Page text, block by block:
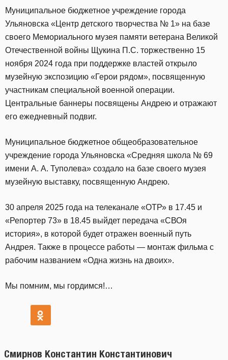
Муниципальное бюджетное учреждение города
Ульяновска «Центр детского творчества № 1» на базе
своего Мемориального музея памяти ветерана Великой
Отечественной войны Щукина П.С. торжественно 15
ноября 2024 года при поддержке властей открыло
музейную экспозицию «Герои рядом», посвященную
участникам специальной военной операции.
Центральные баннеры посвящены Андрею и отражают
его ежедневный подвиг.
Муниципальное бюджетное общеобразовательное
учреждение города Ульяновска «Средняя школа № 69
имени А. А. Туполева» создало на базе своего музея
музейную выставку, посвященную Андрею.
30 апреля 2025 года на телеканале «ОТР» в 17.45 и
«Репортер 73» в 18.45 выйдет передача «СВОя
история», в которой будет отражен военный путь
Андрея. Также в процессе работы — монтаж фильма с
рабочим названием «Одна жизнь на двоих».
Мы помним, мы гордимся!…
Смирнов Константин Константинович